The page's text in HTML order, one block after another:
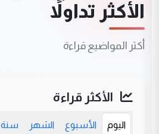
الأكثر تداولاً
أكثر المواضيع قراءة
الأكثر قراءة
اليوم الأسبوع الشهر سنة